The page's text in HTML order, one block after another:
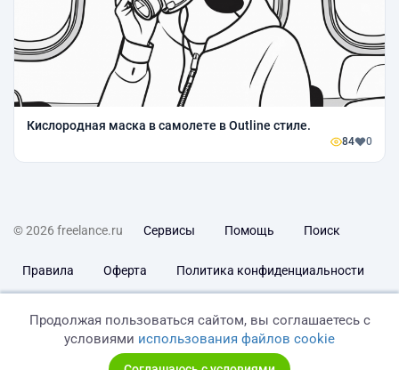
Кислородная маска в самолете в Outline стиле.
84 0
© 2026 freelance.ru Сервисы Помощь Поиск
Правила Оферта Политика конфиденциальности
Продолжая пользоваться сайтом, вы соглашаетесь с
условиями использования файлов cookie